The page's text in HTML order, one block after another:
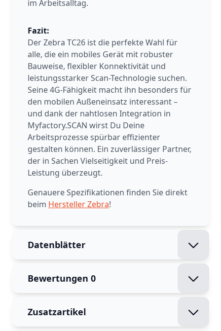
im Arbeitsalltag.
Fazit:
Der Zebra TC26 ist die perfekte Wahl für
alle, die ein mobiles Gerät mit robuster
Bauweise, flexibler Konnektivität und
leistungsstarker Scan-Technologie suchen.
Seine 4G-Fähigkeit macht ihn besonders für
den mobilen Außeneinsatz interessant –
und dank der nahtlosen Integration in
Myfactory.SCAN wirst Du Deine
Arbeitsprozesse spürbar effizienter
gestalten können. Ein zuverlässiger Partner,
der in Sachen Vielseitigkeit und Preis-
Leistung überzeugt.
Genauere Spezifikationen finden Sie direkt
beim Hersteller Zebra!
Datenblätter
Bewertungen 0
Zusatzartikel